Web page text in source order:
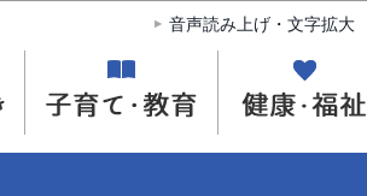
このページの本文へ移動
音声読み上げ・文字拡大